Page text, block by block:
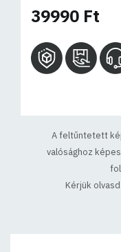
39990 Ft
A feltűntetett
valósághoz
Kérjük